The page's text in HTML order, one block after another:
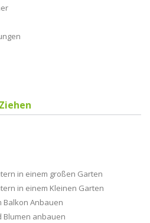
in einem großen Garten
in einem Kleinen Garten
Balkon Anbauen
Blumen anbauen